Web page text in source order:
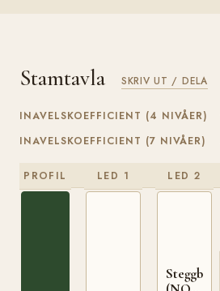
Stamtavla SKRIV UT / DELA
INAVELSKOEFFICIENT (4 NIVÅER)
INAVELSKOEFFICIENT (7 NIVÅER)
PROFIL LED 1 LED 2
Steggbest